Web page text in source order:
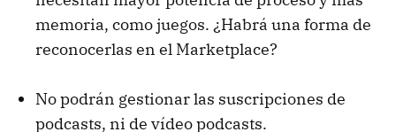
memoria, como juegos. ¿Habrá una forma de
reconocerlas en el Marketplace?
No podrán gestionar las suscripciones de
podcasts, ni de vídeo podcasts.